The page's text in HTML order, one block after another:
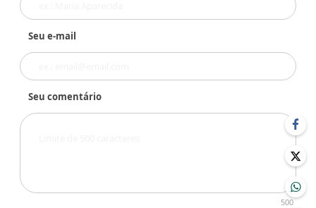
Seu e-mail
Seu comentário
500